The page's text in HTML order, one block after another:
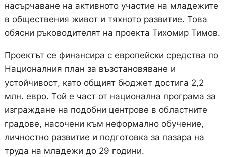
насърчаване на активното участие на младежите
в обществения живот и тяхното развитие. Това
обясни ръководителят на проекта Тихомир Тимов.
Проектът се финансира с европейски средства по
Националния план за възстановяване и
устойчивост, като общият бюджет достига 2,2
млн. евро. Той е част от национална програма за
изграждане на подобни центрове в областните
градове, насочени към неформално обучение,
личностно развитие и подготовка за пазара на
труда на младежи до 29 години.